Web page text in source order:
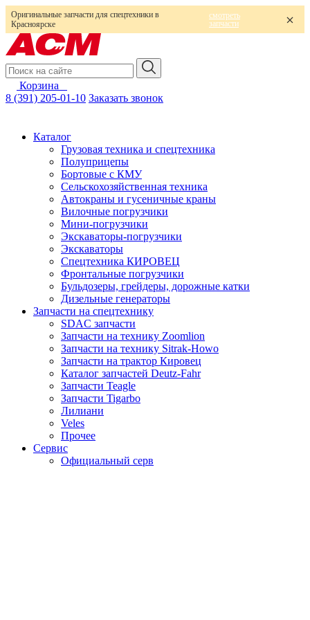
Оригинальные запчасти для спецтехники в
Красноярске
смотреть
запчасти
Корзина
8 (391) 205-01-10 Заказать звонок
Каталог
Грузовая техника и спецтехника
Полуприцепы
Бортовые с КМУ
Сельскохозяйственная техника
Автокраны и гусеничные краны
Вилочные погрузчики
Мини-погрузчики
Экскаваторы-погрузчики
Экскаваторы
Спецтехника КИРОВЕЦ
Фронтальные погрузчики
Бульдозеры, грейдеры, дорожные катки
Дизельные генераторы
Запчасти на спецтехнику
SDAC запчасти
Запчасти на технику Zoomlion
Запчасти на технику Sitrak-Howo
Запчасти на трактор Кировец
Каталог запчастей Deutz-Fahr
Запчасти Teagle
Запчасти Tigarbo
Лилиани
Veles
Прочее
Сервис
Официальный серв